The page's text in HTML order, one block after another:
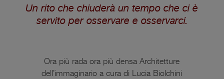
Un rito che chiuderà un tempo che ci è
servito per osservare e osservarci.
Ora più rada ora più densa Architetture
dell’immaginario a cura di Lucia Biolchini